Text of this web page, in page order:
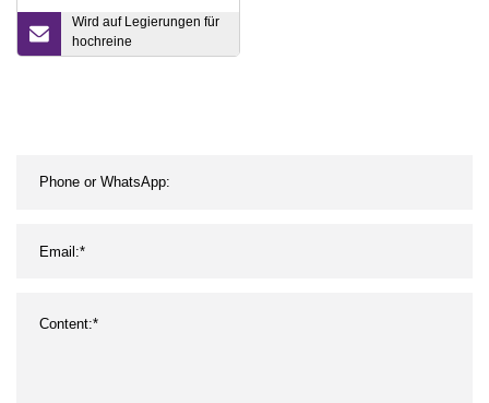
Wird auf Legierungen für
hochreine
Gammastrahlenquellen